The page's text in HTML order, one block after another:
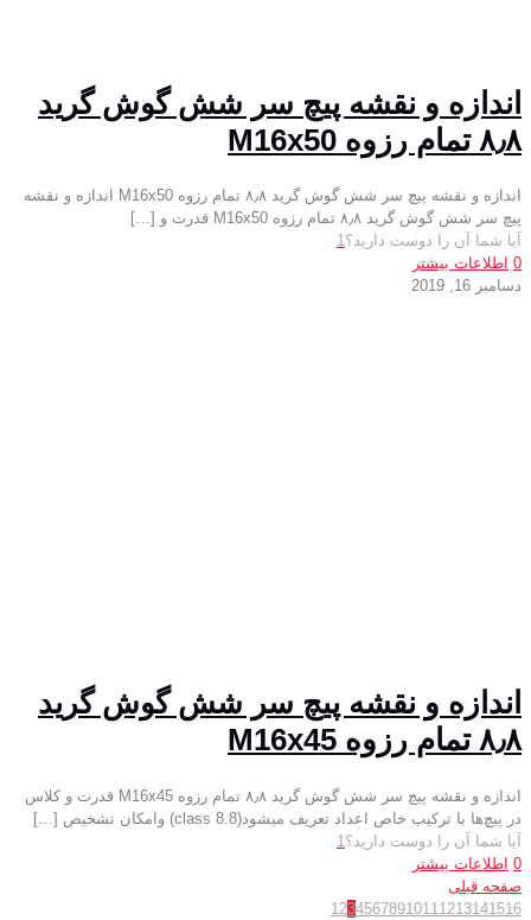
اندازه و نقشه پیچ سر شش گوش گرید
۸٫۸ تمام رزوه M16x50
اندازه و نقشه پیچ سر شش گوش گرید ۸٫۸ تمام رزوه M16x50 اندازه و نقشه
پیچ سر شش گوش گرید ۸٫۸ تمام رزوه M16x50 قدرت و
[…]
آیا شما آن را دوست دارید؟1
0 اطلاعات بیشتر
دسامبر 16, 2019
اندازه و نقشه پیچ سر شش گوش گرید
۸٫۸ تمام رزوه M16x45
اندازه و نقشه پیچ سر شش گوش گرید ۸٫۸ تمام رزوه M16x45 قدرت و کلاس
در پیچ‌ها با ترکیب خاص اعداد تعریف میشود(class 8.8) وامکان تشخیص
[…]
آیا شما آن را دوست دارید؟ 1
0 اطلاعات بیشتر
صفحه قبلی
1 234567891011 1213141516